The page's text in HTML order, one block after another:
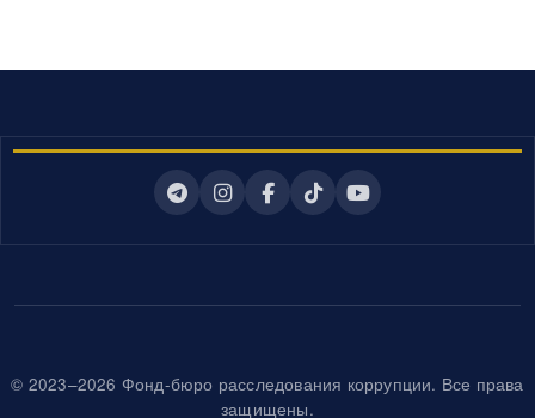
© 2023–2026 Фонд-бюро расследования коррупции. Все права
защищены.